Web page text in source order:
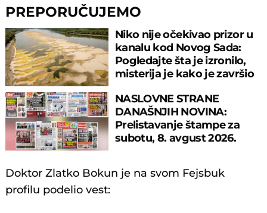
PREPORUČUJEMO
Niko nije očekivao prizor u
kanalu kod Novog Sada:
Pogledajte šta je izronilo,
misterija je kako je završio
NASLOVNE STRANE
DANAŠNJIH NOVINA:
Prelistavanje štampe za
subotu, 8. avgust 2026.
Doktor Zlatko Bokun je na svom Fejsbuk
profilu podelio vest: